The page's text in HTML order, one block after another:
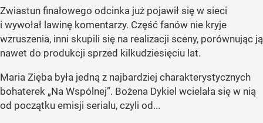
Zwiastun finałowego odcinka już pojawił się w sieci
i wywołał lawinę komentarzy. Część fanów nie kryje
wzruszenia, inni skupili się na realizacji sceny, porównując ją
nawet do produkcji sprzed kilkudziesięciu lat.
Maria Zięba była jedną z najbardziej charakterystycznych
bohaterek „Na Wspólnej”. Bożena Dykiel wcielała się w nią
od początku emisji serialu, czyli od...